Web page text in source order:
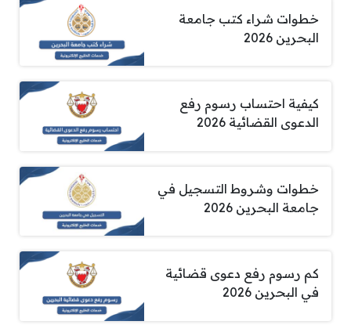
خطوات شراء كتب جامعة
البحرين 2026
كيفية احتساب رسوم رفع
الدعوى القضائية 2026
خطوات وشروط التسجيل في
جامعة البحرين 2026
كم رسوم رفع دعوى قضائية
في البحرين 2026